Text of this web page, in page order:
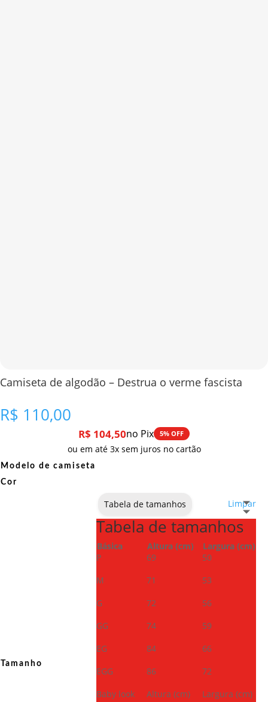
Camiseta de algodão – Destrua o verme fascista
R$ 110,00
R$ 104,50no Pix 5% OFF
ou em até 3x sem juros no cartão
Modelo de camiseta
Cor
Tamanho
Limpar
Tabela de tamanhos
Tabela de tamanhos
Básica Altura (cm)
Largura (cm)
P
69
50
M
71
53
G
72
56
GG
74
59
EG
84
66
EGG
86
72
Baby look
Altura (cm)
Largura (cm)